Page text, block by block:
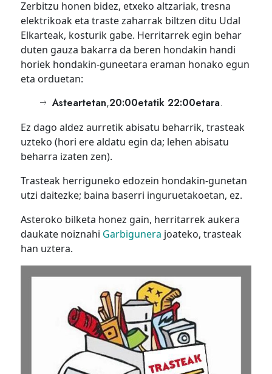
Zerbitzu honen bidez, etxeko altzariak, tresna
elektrikoak eta traste zaharrak biltzen ditu Udal
Elkarteak, kosturik gabe. Herritarrek egin behar
duten gauza bakarra da beren hondakin handi
horiek hondakin-guneetara eraman honako egun
eta orduetan:
Asteartetan,20:00etatik 22:00etara.
Ez dago aldez aurretik abisatu beharrik, trasteak
uzteko (hori ere aldatu egin da; lehen abisatu
beharra izaten zen).
Trasteak herriguneko edozein hondakin-gunetan
utzi daitezke; baina baserri inguruetakoetan, ez.
Asteroko bilketa honez gain, herritarrek aukera
daukate noiznahi Garbigunera joateko, trasteak
han uztera.